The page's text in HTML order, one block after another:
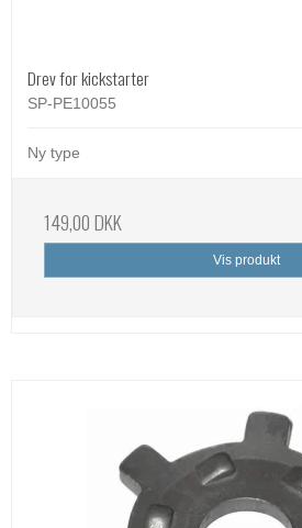
Drev for kickstarter
SP-PE10055
Ny type
149,00 DKK
Vis produkt